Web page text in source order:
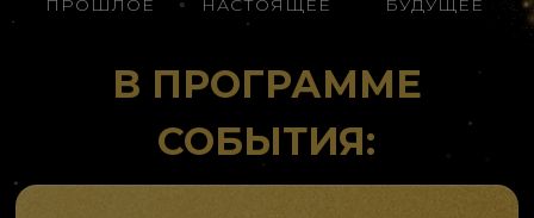
ПРОШЛОЕ НАСТОЯЩЕЕ БУДУЩЕЕ
В ПРОГРАММЕ
СОБЫТИЯ: